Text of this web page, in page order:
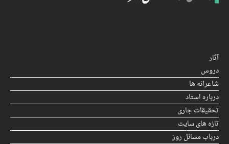
آثار
دروس
شاعرانه ها
درباره استاد
تحقیقات جاری
تازه های سایت
درباب مسائل روز